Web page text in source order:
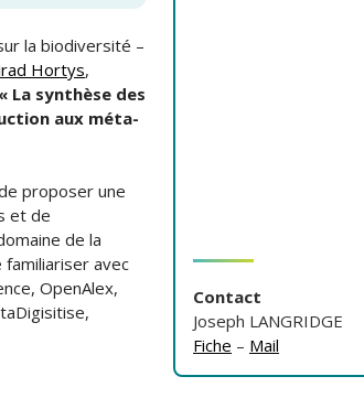
la biodiversité –
Hortys,
« La synthèse des
aux méta-
proposer une
et de
de la
familiariser avec
OpenAlex,
Contact
Joseph LANGRIDGE
Fiche – Mail